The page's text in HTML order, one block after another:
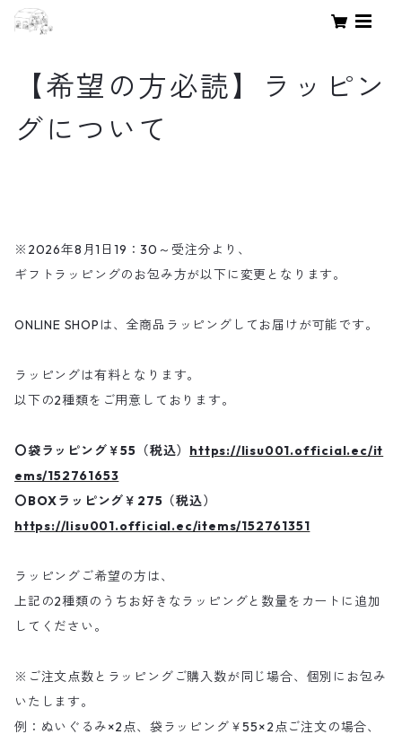
【希望の方必読】ラッピン
グについて
※2026年8月1日19：30～受注分より、
ギフトラッピングのお包み方が以下に変更となります。
ONLINE SHOPは、全商品ラッピングしてお届けが可能です。
ラッピングは有料となります。
以下の2種類をご用意しております。
〇袋ラッピング￥55（税込） https://lisu001.official.ec/it
ems/152761653
〇BOXラッピング￥275（税込）
https://lisu001.official.ec/items/152761351
ラッピングご希望の方は、
上記の2種類のうちお好きなラッピングと数量をカートに追加
してください。
※ご注文点数とラッピングご購入数が同じ場合、個別にお包み
いたします。
例：ぬいぐるみ×2点、袋ラッピング￥55×2点ご注文の場合、